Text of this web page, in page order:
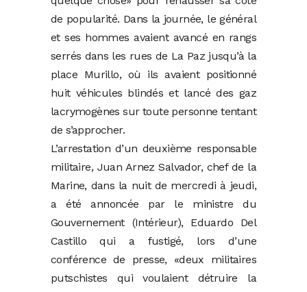
de popularité. Dans la journée, le général
et ses hommes avaient avancé en rangs
serrés dans les rues de La Paz jusqu’à la
place Murillo, où ils avaient positionné
huit véhicules blindés et lancé des gaz
lacrymogènes sur toute personne tentant
de s’approcher.
L’arrestation d’un deuxième responsable
militaire, Juan Arnez Salvador, chef de la
Marine, dans la nuit de mercredi à jeudi,
a été annoncée par le ministre du
Gouvernement (Intérieur), Eduardo Del
Castillo qui a fustigé, lors d’une
conférence de presse, «deux militaires
putschistes qui voulaient détruire la